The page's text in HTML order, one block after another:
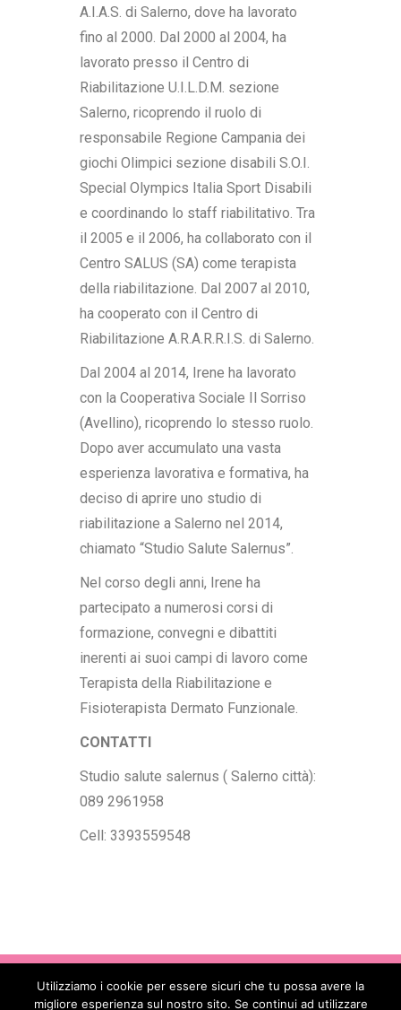
A.I.A.S. di Salerno, dove ha lavorato
fino al 2000. Dal 2000 al 2004, ha
lavorato presso il Centro di
Riabilitazione U.I.L.D.M. sezione
Salerno, ricoprendo il ruolo di
responsabile Regione Campania dei
giochi Olimpici sezione disabili S.O.I.
Special Olympics Italia Sport Disabili
e coordinando lo staff riabilitativo. Tra
il 2005 e il 2006, ha collaborato con il
Centro SALUS (SA) come terapista
della riabilitazione. Dal 2007 al 2010,
ha cooperato con il Centro di
Riabilitazione A.R.A.R.R.I.S. di Salerno.
Dal 2004 al 2014, Irene ha lavorato
con la Cooperativa Sociale Il Sorriso
(Avellino), ricoprendo lo stesso ruolo.
Dopo aver accumulato una vasta
esperienza lavorativa e formativa, ha
deciso di aprire uno studio di
riabilitazione a Salerno nel 2014,
chiamato “Studio Salute Salernus”.
Nel corso degli anni, Irene ha
partecipato a numerosi corsi di
formazione, convegni e dibattiti
inerenti ai suoi campi di lavoro come
Terapista della Riabilitazione e
Fisioterapista Dermato Funzionale.
CONTATTI
Studio salute salernus ( Salerno città):
089 2961958
Cell: 3393559548
Copyright © 2017 - 2026. All Rights
Utilizziamo i cookie per essere sicuri che tu possa avere la
migliore esperienza sul nostro sito. Se continui ad utilizzare